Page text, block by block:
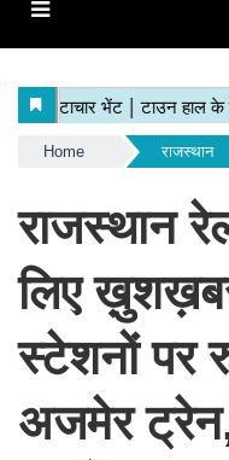
Home राजस्थान
राजस्थान
लिए
स्टेशनों पर
अजमेर